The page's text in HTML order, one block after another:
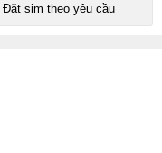
Đặt sim theo yêu cầu